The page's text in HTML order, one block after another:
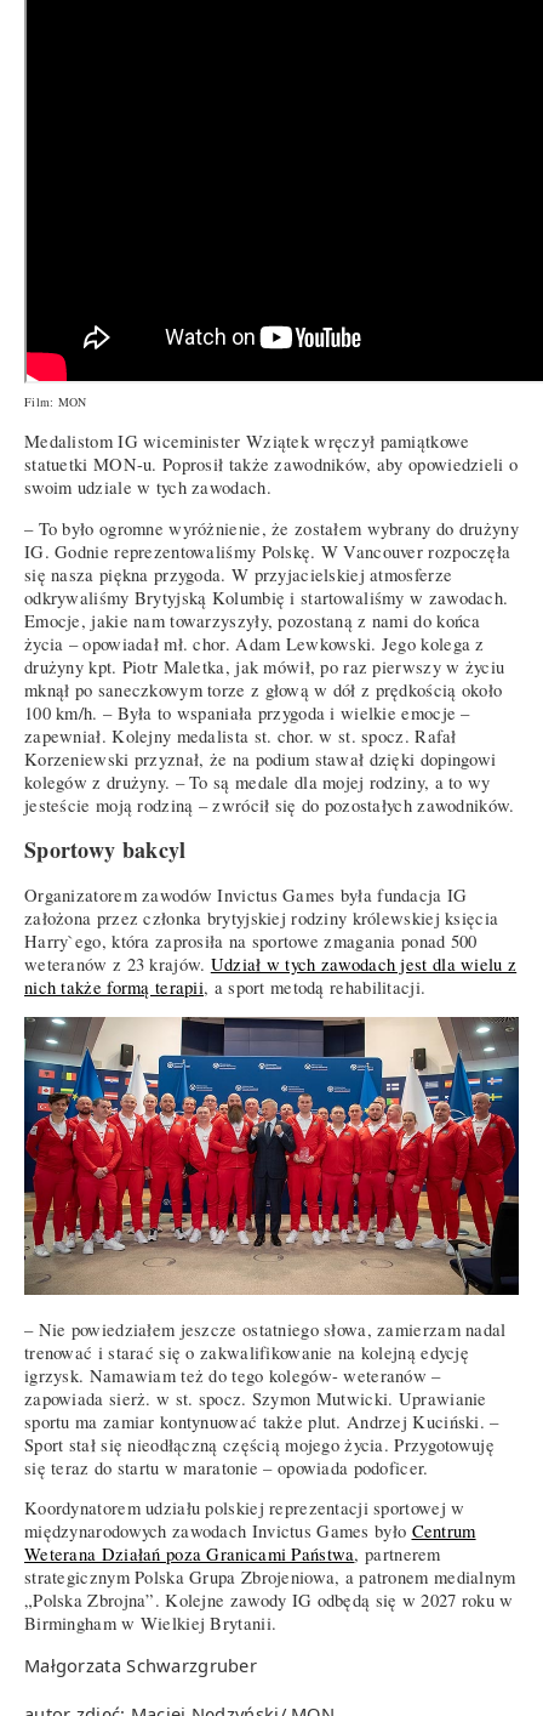
Film: MON
Medalistom IG wiceminister Wziątek wręczył pamiątkowe
statuetki MON-u. Poprosił także zawodników, aby opowiedzieli o
swoim udziale w tych zawodach.
– To było ogromne wyróżnienie, że zostałem wybrany do drużyny
IG. Godnie reprezentowaliśmy Polskę. W Vancouver rozpoczęła
się nasza piękna przygoda. W przyjacielskiej atmosferze
odkrywaliśmy Brytyjską Kolumbię i startowaliśmy w zawodach.
Emocje, jakie nam towarzyszyły, pozostaną z nami do końca
życia – opowiadał mł. chor. Adam Lewkowski. Jego kolega z
drużyny kpt. Piotr Maletka, jak mówił, po raz pierwszy w życiu
mknął po saneczkowym torze z głową w dół z prędkością około
100 km/h. – Była to wspaniała przygoda i wielkie emocje –
zapewniał. Kolejny medalista st. chor. w st. spocz. Rafał
Korzeniewski przyznał, że na podium stawał dzięki dopingowi
kolegów z drużyny. – To są medale dla mojej rodziny, a to wy
jesteście moją rodziną – zwrócił się do pozostałych zawodników.
Sportowy bakcyl
Organizatorem zawodów Invictus Games była fundacja IG
założona przez członka brytyjskiej rodziny królewskiej księcia
Harry`ego, która zaprosiła na sportowe zmagania ponad 500
weteranów z 23 krajów. Udział w tych zawodach jest dla wielu z
nich także formą terapii, a sport metodą rehabilitacji.
– Nie powiedziałem jeszcze ostatniego słowa, zamierzam nadal
trenować i starać się o zakwalifikowanie na kolejną edycję
igrzysk. Namawiam też do tego kolegów- weteranów –
zapowiada sierż. w st. spocz. Szymon Mutwicki. Uprawianie
sportu ma zamiar kontynuować także plut. Andrzej Kuciński. –
Sport stał się nieodłączną częścią mojego życia. Przygotowuję
się teraz do startu w maratonie – opowiada podoficer.
Koordynatorem udziału polskiej reprezentacji sportowej w
międzynarodowych zawodach Invictus Games było Centrum
Weterana Działań poza Granicami Państwa, partnerem
strategicznym Polska Grupa Zbrojeniowa, a patronem medialnym
„Polska Zbrojna”. Kolejne zawody IG odbędą się w 2027 roku w
Birmingham w Wielkiej Brytanii.
Małgorzata Schwarzgruber